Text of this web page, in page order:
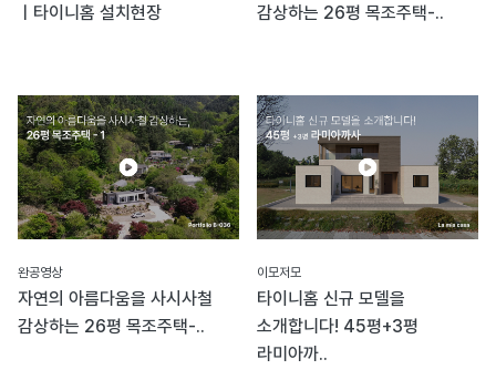
ㅣ타이니홈 설치현장
감상하는 26평 목조주택-..
완공영상
자연의 아름다움을 사시사철
감상하는 26평 목조주택-..
이모저모
타이니홈 신규 모델을
소개합니다! 45평+3평
라미아까..